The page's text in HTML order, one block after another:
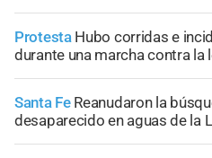
Protesta Hubo corridas e
durante una marcha contra la
Santa Fe Reanudaron la
desaparecido en aguas de la